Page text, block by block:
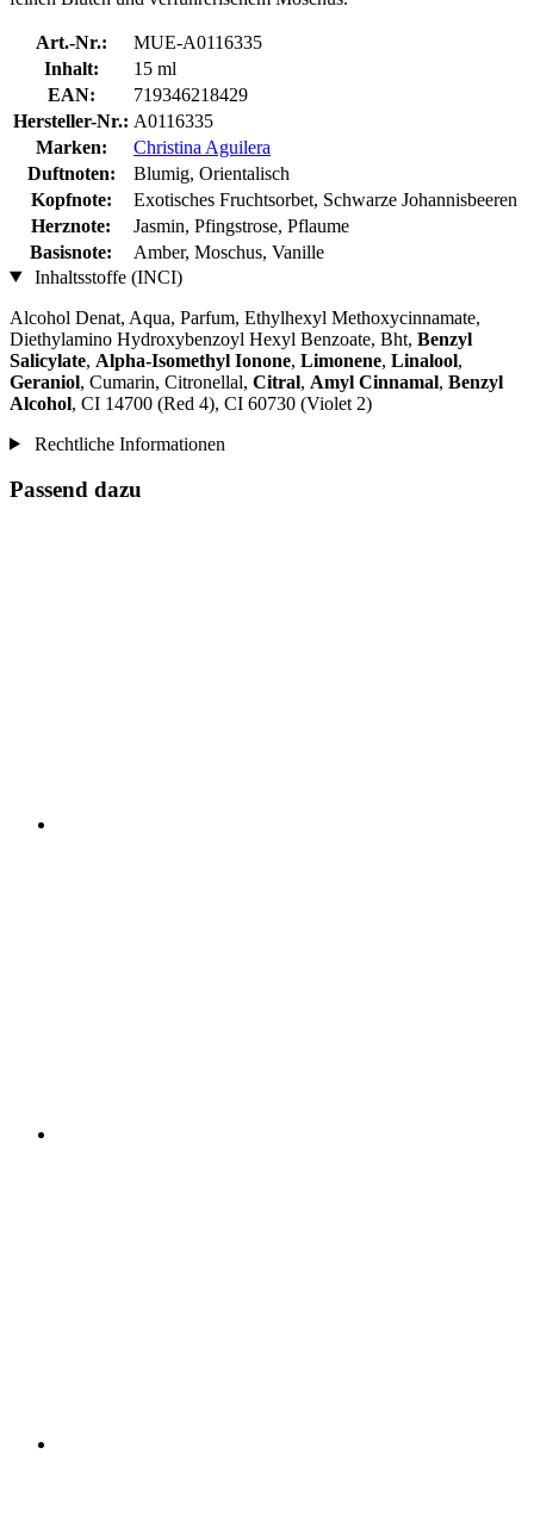
Art.-Nr.:
MUE-A0116335
Inhalt:
15 ml
EAN:
719346218429
Hersteller-Nr.: A0116335
Marken:
Christina Aguilera
Duftnoten:
Blumig, Orientalisch
Kopfnote:
Exotisches Fruchtsorbet, Schwarze Johannisbeeren
Herznote:
Jasmin, Pfingstrose, Pflaume
Basisnote:
Amber, Moschus, Vanille
Inhaltsstoffe (INCI)
Alcohol Denat, Aqua, Parfum, Ethylhexyl Methoxycinnamate,
Diethylamino Hydroxybenzoyl Hexyl Benzoate, Bht, Benzyl
Salicylate, Alpha-Isomethyl Ionone, Limonene, Linalool,
Geraniol, Cumarin, Citronellal, Citral, Amyl Cinnamal, Benzyl
Alcohol, CI 14700 (Red 4), CI 60730 (Violet 2)
Rechtliche Informationen
Passend dazu